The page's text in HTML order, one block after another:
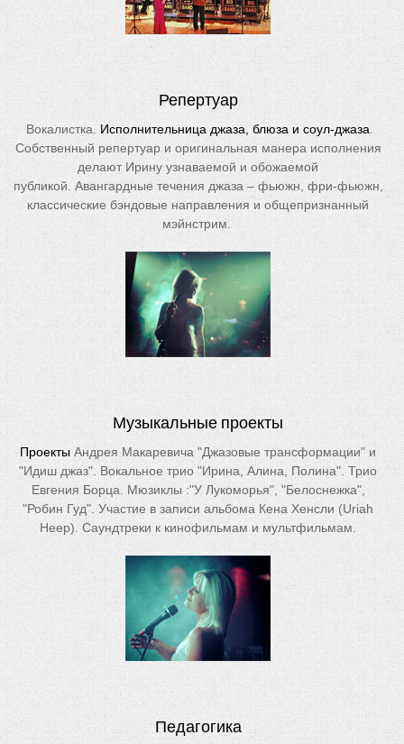
Репертуар
Вокалистка. Исполнительница джаза, блюза и соул-джаза
Собственный репертуар и оригинальная манера исполнения
делают Ирину узнаваемой и обожаемой
публикой. Авангардные течения джаза – фьюжн, фри-фьюжн,
классические бэндовые направления и общепризнанный
мэйнстрим.
Музыкальные проекты
Проекты Андрея Макаревича "Джазовые трансформации" и
"Идиш джаз". Вокальное трио "Ирина, Алина, Полина". Трио
Евгения Борца. Мюзиклы :"У Лукоморья", "Белоснежка",
"Робин Гуд". Участие в записи альбома Кена Хенсли (Uriah
Heep). Саундтреки к кинофильмам и мультфильмам.
Педагогика